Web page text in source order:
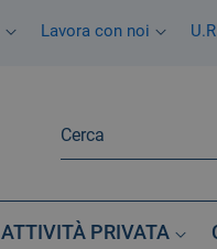
Lavora con noi
ATTIVITÀ PRIVATA